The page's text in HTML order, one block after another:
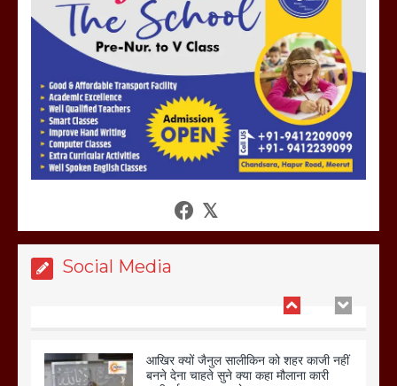
Social Media
मेरठ सुराजकुंड शमशान घाट में चिता से अस्थि
उठाकर खाते कुत्ते का वीडियो इंटरनेट पर जमकर
हो रहा वायरल
March 6, 2025
होलिका रखने पर लात मार कर होलिका को किया
गलोच ,कहा अगर रखी गई होली तो होगा खून
शफीकुर्रहमान रहमान ने
March 11, 2025